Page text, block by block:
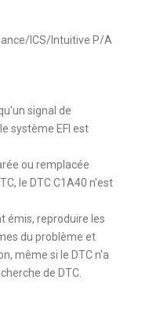
ICS/Intuitive P/A
signal de
système EFI est
ou remplacée
le DTC C1A40 n'est
émis, reproduire les
du problème et
même si le DTC n'a
de DTC.